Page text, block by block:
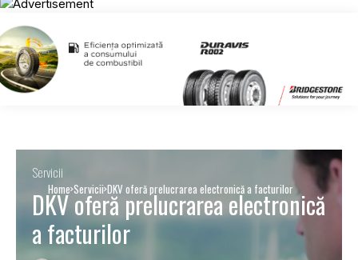
Home Servicii DKV oferă prelucrarea electronică a facturilor
Servicii
DKV oferă prelucrarea electronică
a facturilor